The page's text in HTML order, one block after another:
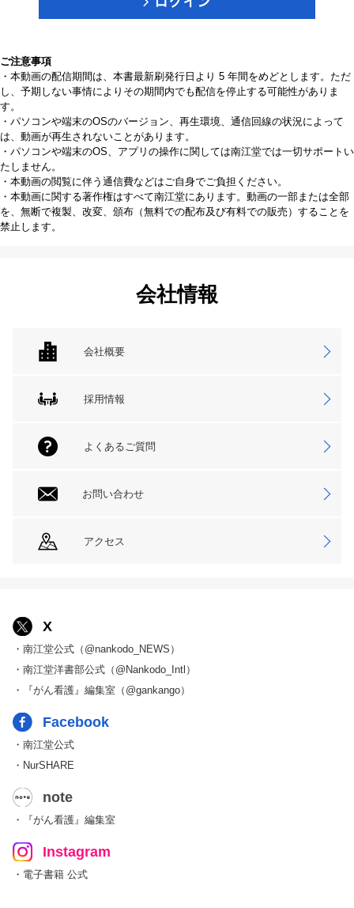
ご注意事項
・本動画の配信期間は、本書最新刷発行日より 5 年間をめどとします。ただ
し、予期しない事情によりその期間内でも配信を停止する可能性がありま
す。
・パソコンや端末のOSのバージョン、再生環境、通信回線の状況によって
は、動画が再生されないことがあります。
・パソコンや端末のOS、アプリの操作に関しては南江堂では一切サポートい
たしません。
・本動画の閲覧に伴う通信費などはご自身でご負担ください。
・本動画に関する著作権はすべて南江堂にあります。動画の一部または全部
を、無断で複製、改変、頒布（無料での配布及び有料での販売）することを
禁止します。
会社情報
会社概要
採用情報
よくあるご質問
お問い合わせ
アクセス
X
・南江堂公式（@nankodo_NEWS）
・南江堂洋書部公式（@Nankodo_Intl）
・『がん看護』編集室（@gankango）
Facebook
・南江堂公式
・NurSHARE
note
・『がん看護』編集室
Instagram
・電子書籍 公式